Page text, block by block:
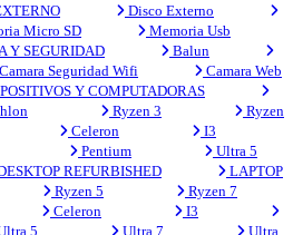
Disco Externo
Micro SD
Memoria Usb
Y SEGURIDAD
Balun
Camara Seguridad Wifi
Camara Web
Y COMPUTADORAS
Ryzen 3
Ryzen
Celeron
I3
Pentium
Ultra 5
REFURBISHED
LAPTOP
Ryzen 5
Ryzen 7
Celeron
I3
5 Ultra 7
Ultra